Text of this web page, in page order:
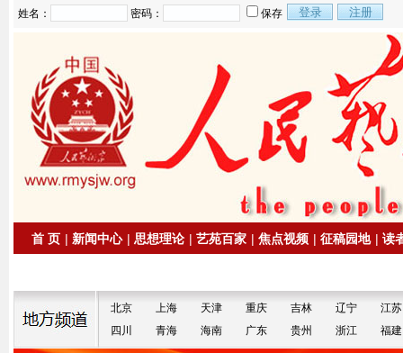
姓名： 密码： 保存
首 页 | 新闻中心 | 思想理论 | 艺苑百家 | 焦点视频 | 征稿园地 | 读
北京 上海 天津 重庆 吉林 辽宁
江苏
四川
青海 海南 广东 贵州 浙江 福建